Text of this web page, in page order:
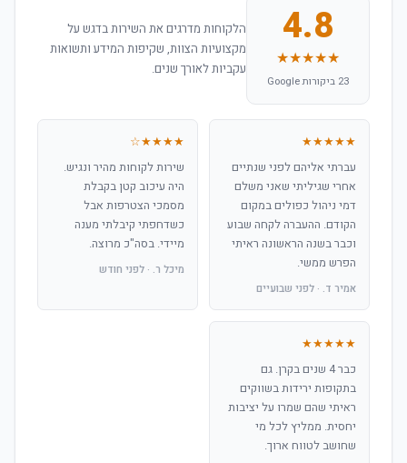
4.8
★★★★★
23 ביקורות Google
הלקוחות מדרגים את השירות בדגש על
מקצועיות הצוות, שקיפות המידע ותשואות
עקביות לאורך שנים.
★★★★★
עברתי אליהם לפני שנתיים
אחרי שגיליתי שאני משלם
דמי ניהול כפולים במקום
הקודם. ההעברה לקחה שבוע
וכבר בשנה הראשונה ראיתי
הפרש ממשי.
אמיר ד. · לפני שבועיים
★★★★☆
שירות לקוחות מהיר ונגיש.
היה עיכוב קטן בקבלת
מסמכי הצטרפות אבל
כשדחפתי קיבלתי מענה
מיידי. בסה"כ מרוצה.
מיכל ר. · לפני חודש
★★★★★
כבר 4 שנים בקרן. גם
בתקופות ירידות בשווקים
ראיתי שהם שמרו על יציבות
יחסית. ממליץ לכל מי
שחושב לטווח ארוך.